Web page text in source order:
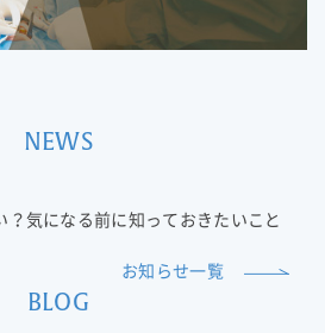
NEWS
？気になる前に知っておきたいこと
お知らせ一覧
BLOG